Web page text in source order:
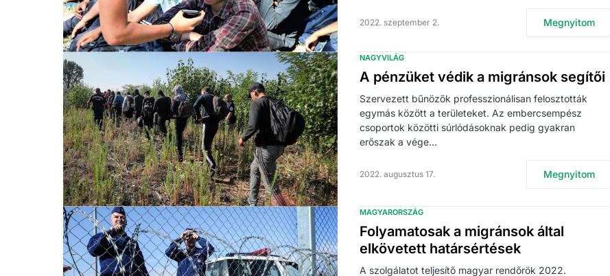
2022. szeptember 2. Megnyitom
NAGYVILÁG
A pénzüket védik a migránsok segítői
Szervezett bűnözők professzionálisan felosztották
egymás között a területeket. Az embercsempész
csoportok közötti súrlódásoknak pedig gyakran
erőszak a vége…
2022. augusztus 17. Megnyitom
MAGYARORSZÁG
Folyamatosak a migránsok által
elkövetett határsértések
A szolgálatot teljesítő magyar rendőrök 2022.